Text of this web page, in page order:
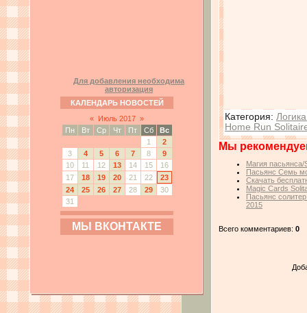
Для добавления необходима
авторизация
КАЛЕНДАРЬ НОВОСТЕЙ
«
Июль 2017 »
Пн
Вт Ср Чт Пт Сб
Вс
1
2
3
4 5 6 7 8
9
10
11 12 13 14 15
16
17
18 19 20 21 22
23
24
25 26 27 28 29
30
31
МЫ ВКОНТАКТЕ
Категория:
Home Run
Мы
Магия
Пасьянс Семь
Скачать
Magic Cards
Пасьянс
2015
Всего комментариев: 0